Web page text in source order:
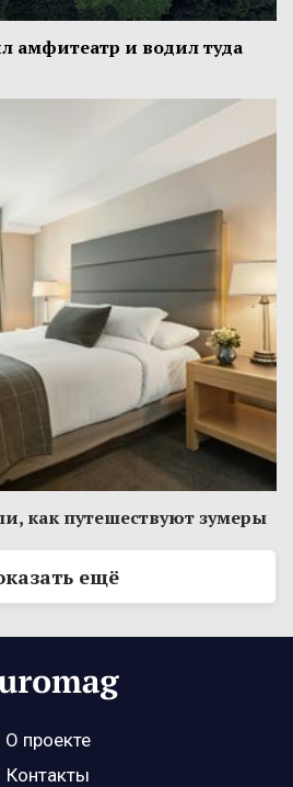
амфитеатр и водил туда
как путешествуют зумеры
ещё
О проекте
Контакты